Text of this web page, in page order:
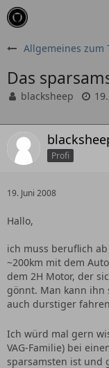
Allgemeines zum
Das
blacksheep
Profi
19. Juni 2008
Hallo,
ich muss beruflich
~200km mit dem
dem 2H Motor, der
gönnt. Man kann ihn
auch durstiger
Ich würd mal gern
VAG-Familie) bei
sparsamsten ist und